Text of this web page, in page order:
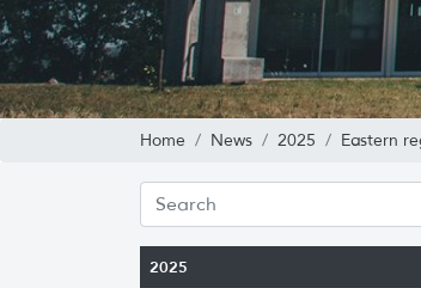
Home News 2025 Eastern
2025